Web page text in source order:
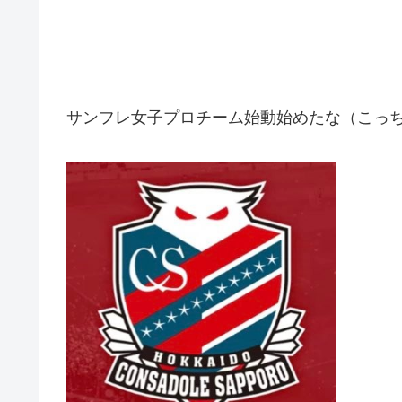
サンフレ女子プロチーム始動始めたな（こっ